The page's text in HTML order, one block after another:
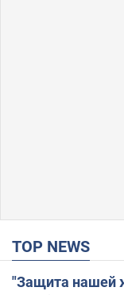
TOP NEWS
"Защита нашей